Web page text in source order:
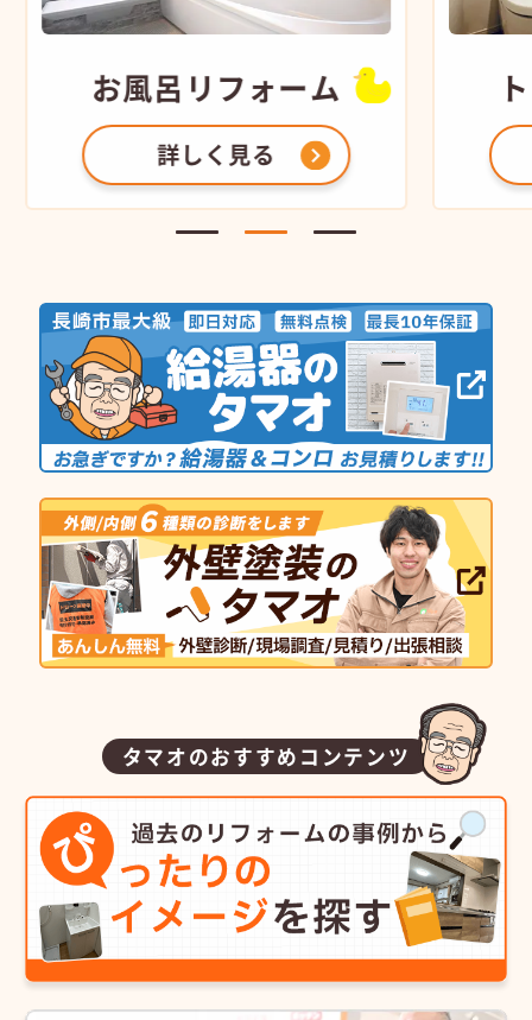
お風呂 リフォーム
詳しく見る
タマオのおすすめコンテンツ